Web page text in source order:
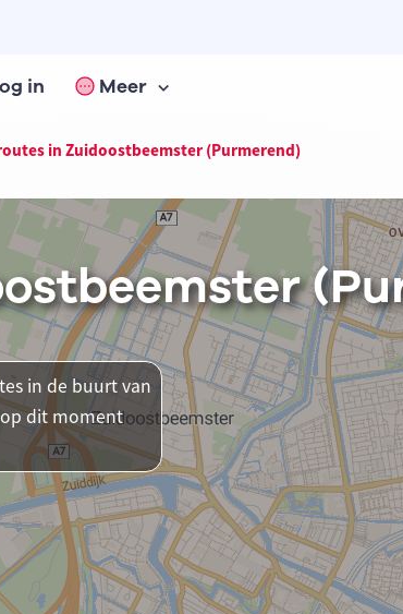
in Meer
in Zuidoostbeemster (Purmerend)
in de buurt van
dit moment